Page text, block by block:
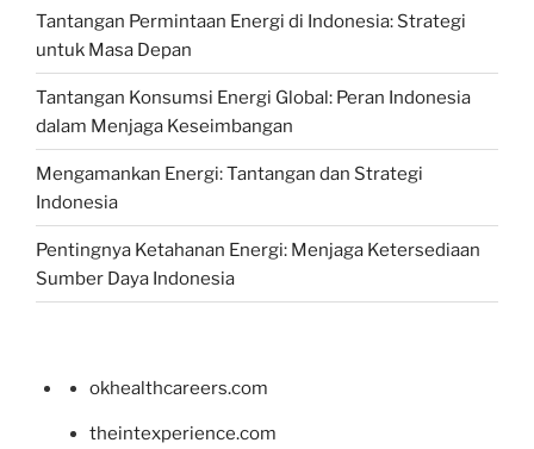
Tantangan Permintaan Energi di Indonesia: Strategi
untuk Masa Depan
Tantangan Konsumsi Energi Global: Peran Indonesia
dalam Menjaga Keseimbangan
Mengamankan Energi: Tantangan dan Strategi
Indonesia
Pentingnya Ketahanan Energi: Menjaga Ketersediaan
Sumber Daya Indonesia
okhealthcareers.com
theintexperience.com